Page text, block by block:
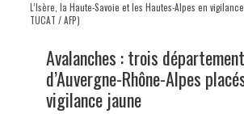
L’Isère, la Haute-Savoie et les Hautes-Alpes en
TUCAT / AFP)
Avalanches : trois
d’Auvergne-Rhône-Alpes
vigilance jaune